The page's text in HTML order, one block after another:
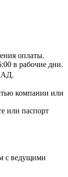
оплаты.
в рабочие дни.
компании или
или паспорт
с ведущими